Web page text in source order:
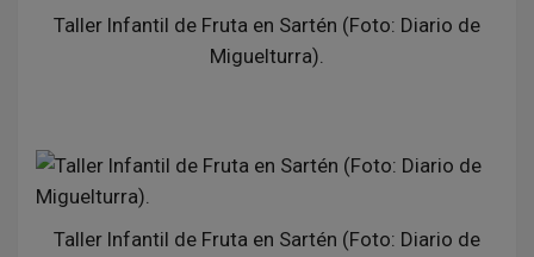
Taller Infantil de Fruta en Sartén (Foto: Diario de
Miguelturra).
Taller Infantil de Fruta en Sartén (Foto: Diario de